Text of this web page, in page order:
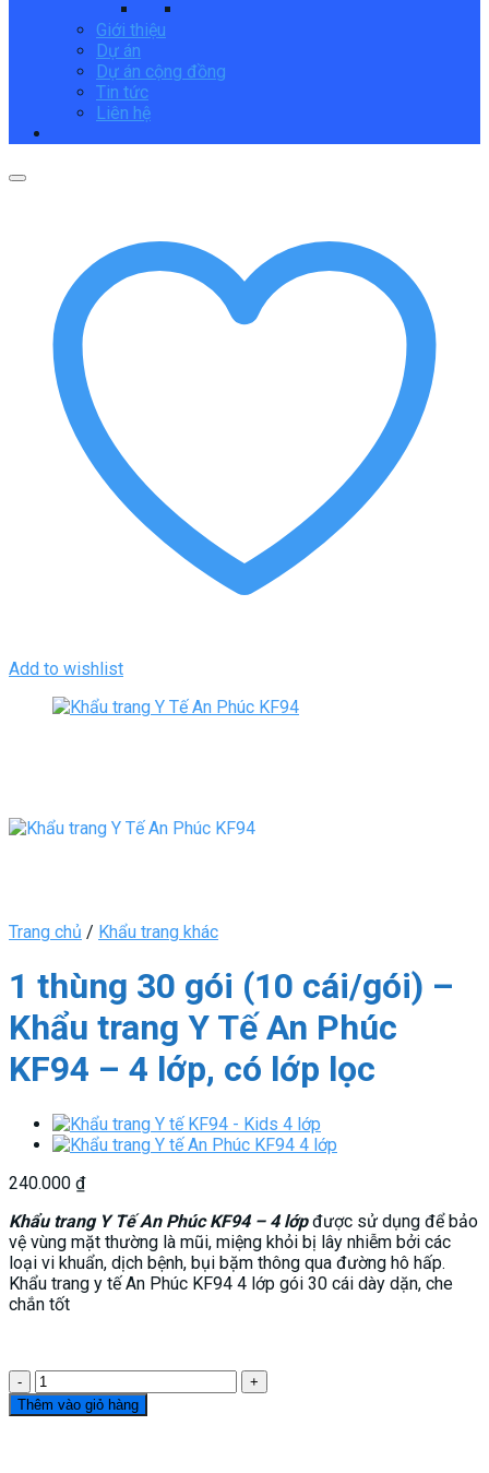
Giới thiệu
Dự án
Dự án cộng đồng
Tin tức
Liên hệ
Add to wishlist
Trang chủ / Khẩu trang khác
1 thùng 30 gói (10 cái/gói) –
Khẩu trang Y Tế An Phúc
KF94 – 4 lớp, có lớp lọc
240.000 ₫
Khẩu trang Y Tế An Phúc KF94 – 4 lớpđược sử dụng để bảo
vệ vùng mặt thường là mũi, miệng khỏi bị lây nhiễm bởi các
loại vi khuẩn, dịch bệnh, bụi bặm thông qua đường hô hấp.
Khẩu trang y tế An Phúc KF94 4 lớp gói 30 cái dày dặn, che
chắn tốt
1
thùng
30
Thêm vào giỏ hàng